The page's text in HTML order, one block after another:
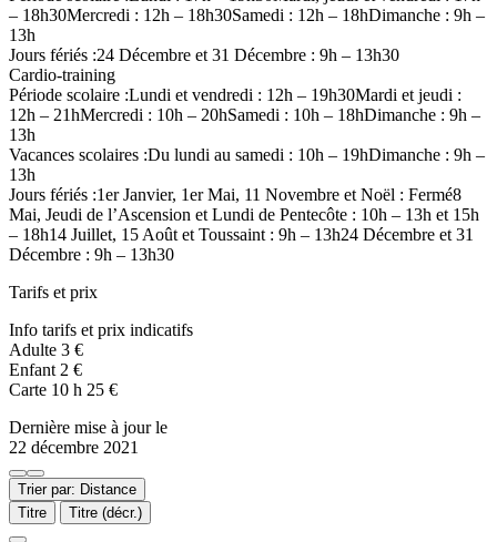
– 18h30Mercredi : 12h – 18h30Samedi : 12h – 18hDimanche : 9h –
13h
Jours fériés :24 Décembre et 31 Décembre : 9h – 13h30
Cardio-training
Période scolaire :Lundi et vendredi : 12h – 19h30Mardi et jeudi :
12h – 21hMercredi : 10h – 20hSamedi : 10h – 18hDimanche : 9h –
13h
Vacances scolaires :Du lundi au samedi : 10h – 19hDimanche : 9h –
13h
Jours fériés :1er Janvier, 1er Mai, 11 Novembre et Noël : Fermé8
Mai, Jeudi de l’Ascension et Lundi de Pentecôte : 10h – 13h et 15h
– 18h14 Juillet, 15 Août et Toussaint : 9h – 13h24 Décembre et 31
Décembre : 9h – 13h30
Tarifs et prix
Info tarifs et prix indicatifs
Adulte 3 €
Enfant 2 €
Carte 10 h 25 €
Dernière mise à jour le
22 décembre 2021
Trier par: Distance
Titre
Titre (décr.)